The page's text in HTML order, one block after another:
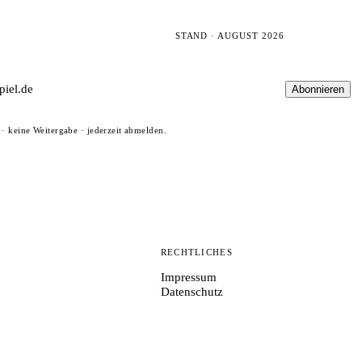
STAND · AUGUST 2026
Abonnieren
keine Weitergabe · jederzeit abmelden.
RECHTLICHES
Impressum
Datenschutz